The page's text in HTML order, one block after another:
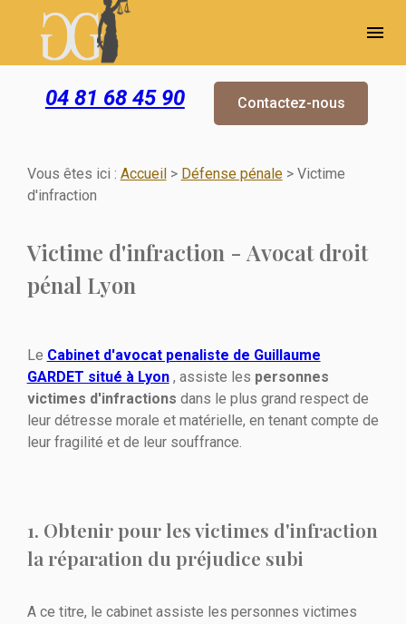
menu
04 81 68 45 90 Contactez-nous
Vous êtes ici : Accueil> Défense pénale> Victime
d'infraction
Victime d'infraction - Avocat droit
pénal Lyon
Le Cabinet d'avocat penaliste de Guillaume
GARDET situé à Lyon, assiste les personnes
victimes d'infractions dans le plus grand respect de
leur détresse morale et matérielle, en tenant compte de
leur fragilité et de leur souffrance.
1. Obtenir pour les victimes d'infraction
la réparation du préjudice subi
A ce titre, le cabinet assiste les personnes victimes
Panneau de gestion des cookies